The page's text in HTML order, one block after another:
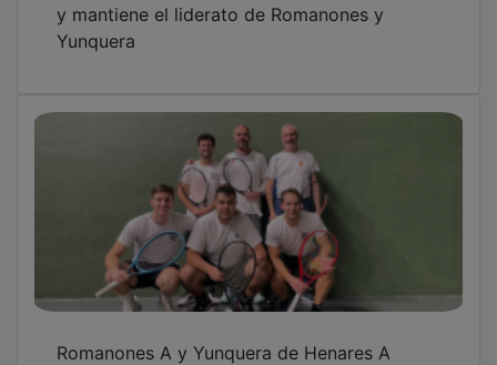
y mantiene el liderato de Romanones y
Yunquera
Romanones A y Yunquera de Henares A